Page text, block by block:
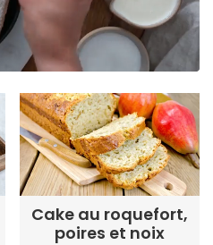
Cake au roquefort,
poires et noix